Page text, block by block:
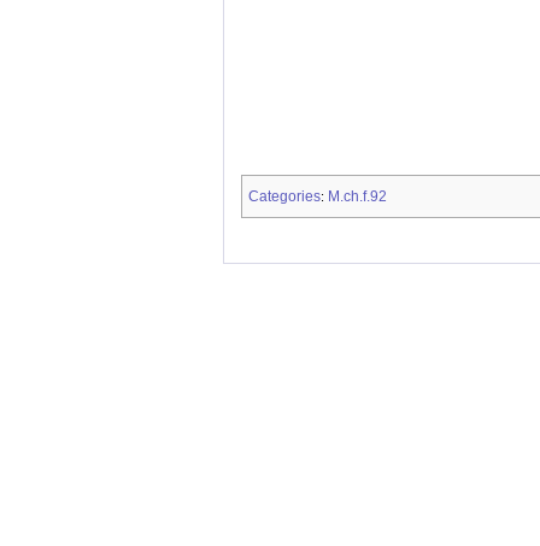
Categories: M.ch.f.92